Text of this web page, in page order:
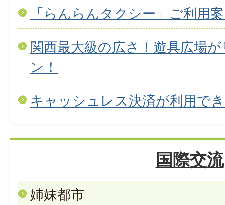
「らんらんタクシー」ご利用
関西最大級の広さ！遊具広場
ン！
キャッシュレス決済が利用で
国際交流
姉妹都市